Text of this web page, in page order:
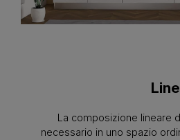
La composizione lineare
necessario in uno spazio